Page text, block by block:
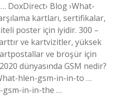
DoxDirect› Blog ›What-
kartları, sertifikalar,
poster için iyidir. 300 –
ve kartvizitler, yüksek
ve broşür için
dünyasında GSM nedir?
hlen-gsm-in-in-to …
gsm-in-in-the …